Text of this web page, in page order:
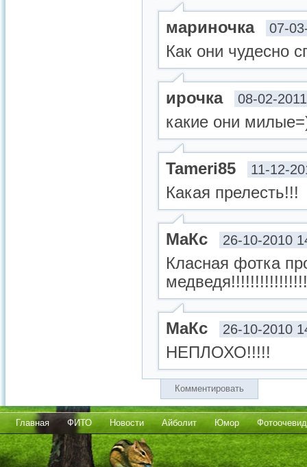
мариночка 07-
Как они чудесно
ирочка 08-02-
какие они
Tameri85 11-12-
Какая прелесть!!!
МаКс 26-10-2010
Класная фотка
МаКс 26-10-2010
НЕПЛОХО!!!!!
Комментировать
Главная ФИТО Новости Айболит Юмор